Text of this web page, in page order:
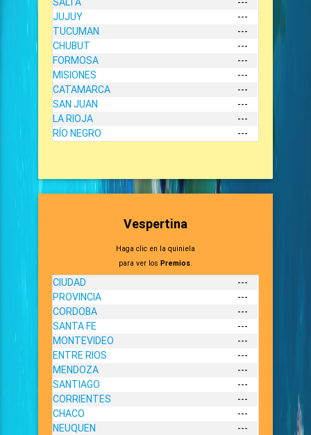
JUJUY
---
TUCUMAN
---
CHUBUT
---
FORMOSA
---
MISIONES
---
CATAMARCA
---
SAN JUAN
---
LA RIOJA
---
RÍO NEGRO
---
Vespertina
Haga clic en la quiniela
para ver los Premios.
CIUDAD
---
PROVINCIA
---
CORDOBA
---
SANTA FE
---
MONTEVIDEO
---
ENTRE RIOS
---
MENDOZA
---
SANTIAGO
---
CORRIENTES
---
CHACO
---
NEUQUEN
---